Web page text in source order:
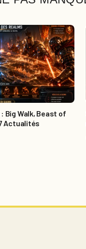
Big Walk, Beast of
Actualités